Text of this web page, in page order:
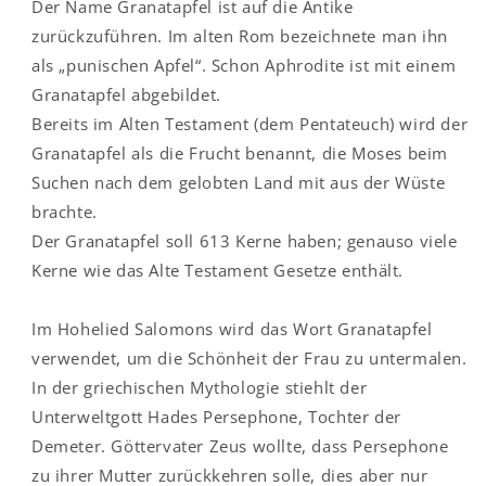
Der Name Granatapfel ist auf die Antike
zurückzuführen. Im alten Rom bezeichnete man ihn
als „punischen Apfel“. Schon Aphrodite ist mit einem
Granatapfel abgebildet.
Bereits im Alten Testament (dem Pentateuch) wird der
Granatapfel als die Frucht benannt, die Moses beim
Suchen nach dem gelobten Land mit aus der Wüste
brachte.
Der Granatapfel soll 613 Kerne haben; genauso viele
Kerne wie das Alte Testament Gesetze enthält.
Im Hohelied Salomons wird das Wort Granatapfel
verwendet, um die Schönheit der Frau zu untermalen.
In der griechischen Mythologie stiehlt der
Unterweltgott Hades Persephone, Tochter der
Demeter. Göttervater Zeus wollte, dass Persephone
zu ihrer Mutter zurückkehren solle, dies aber nur